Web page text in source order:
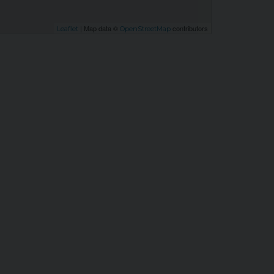
Leaflet | Map data © OpenStreetMap contributors